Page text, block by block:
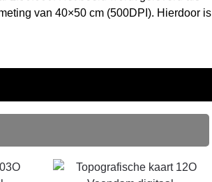
van 40×50 cm (500DPI). Hierdoor is